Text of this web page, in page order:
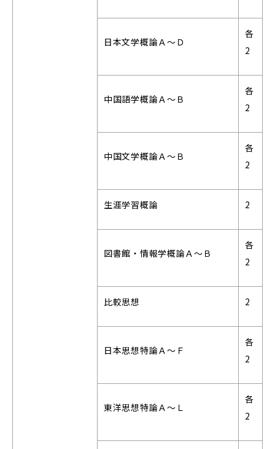
日本文学概論Ａ～Ｄ
各
2
中国語学概論Ａ～Ｂ
各
2
中国文学概論Ａ～Ｂ
各
2
生涯学習概論 2
図書館・情報学概論Ａ～Ｂ
各
2
比較思想 2
日本思想特論Ａ～Ｆ
各
2
東洋思想特論Ａ～Ｌ
各
2